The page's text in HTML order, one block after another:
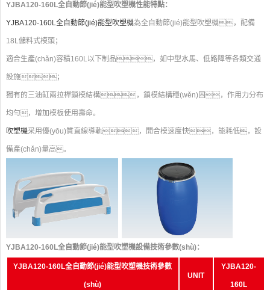
YJBA120-160L全自動節(jié)能型吹塑機性能特點：
YJBA120-160L全自動節(jié)能型吹塑機為全自動節(jié)能型吹塑機，配備
18L儲料式模頭；
適合生產(chǎn)容積160L以下制品，如中型水馬、低路障等各類交通
設施；
獨有的三油缸兩拉桿鎖模結構，鎖模結構穩(wěn)固，作用力分布
均勻，增加模板使用壽命。
吹塑機采用優(yōu)質直線導軌，開合模速度快，能耗低，設
備產(chǎn)量高。
YJBA120-160L全自動節(jié)能型吹塑機設備技術參數(shù)：
YJBA120-160L全自動節(jié)能型吹塑機技術參數
(shù)
UNIT
YJBA120-
160L